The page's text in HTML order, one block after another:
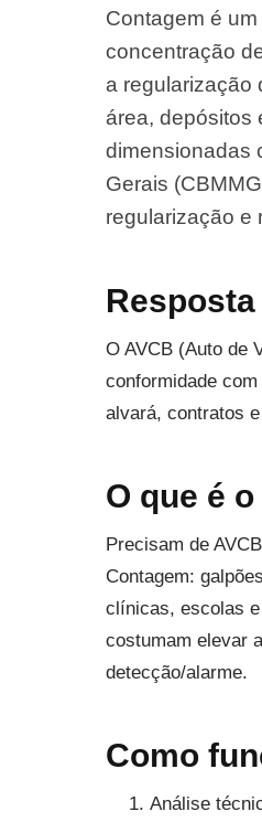
Contagem é
concentração
a regularização
área, depósitos
dimensionadas
Gerais
regularização e
O AVCB (Auto de
conformidade
alvará, contratos
O que é
Precisam de
Contagem:
clínicas, escolas
costumam elevar
detecção/alarme.
Como
Análise